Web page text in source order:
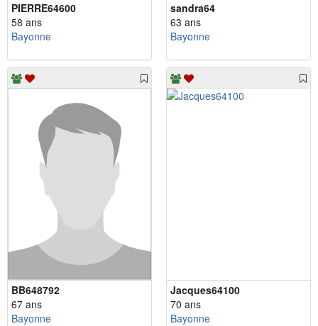
PIERRE64600
58 ans
Bayonne
sandra64
63 ans
Bayonne
BB648792
67 ans
Bayonne
Jacques64100
70 ans
Bayonne